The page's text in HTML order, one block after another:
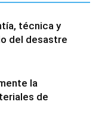
técnica y
del desastre
la
de